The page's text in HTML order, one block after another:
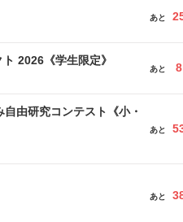
あと
2026《学生限定》
あと 8
由研究コンテスト《小・
あと
あと